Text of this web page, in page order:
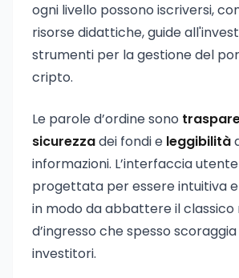
ogni livello possono iscriversi,
risorse didattiche, guide
strumenti per la gestione del
cripto.
Le parole d’ordine sono
sicurezzadei fondi e leggibilità
informazioni. L’interfaccia
progettata per essere intuitiva
in modo da abbattere il classico
d’ingresso che spesso scoraggia
investitori.